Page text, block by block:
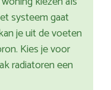
systeem gaat
je uit de voeten
Kies je voor
radiatoren een